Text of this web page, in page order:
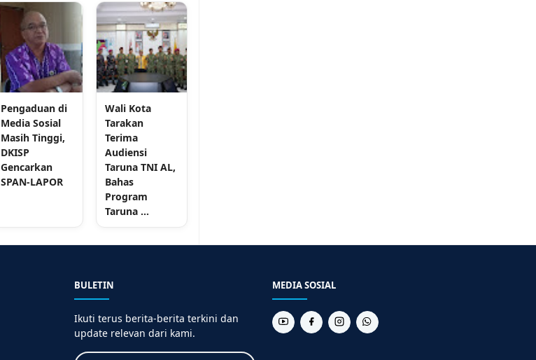
Pengaduan di
Media Sosial
Masih Tinggi,
DKISP
Gencarkan
SPAN-LAPOR
Wali Kota
Tarakan
Terima
Audiensi
Taruna TNI AL,
Bahas
Program
Taruna ...
BULETIN
Ikuti terus berita-berita terkini dan
update relevan dari kami.
MEDIA SOSIAL